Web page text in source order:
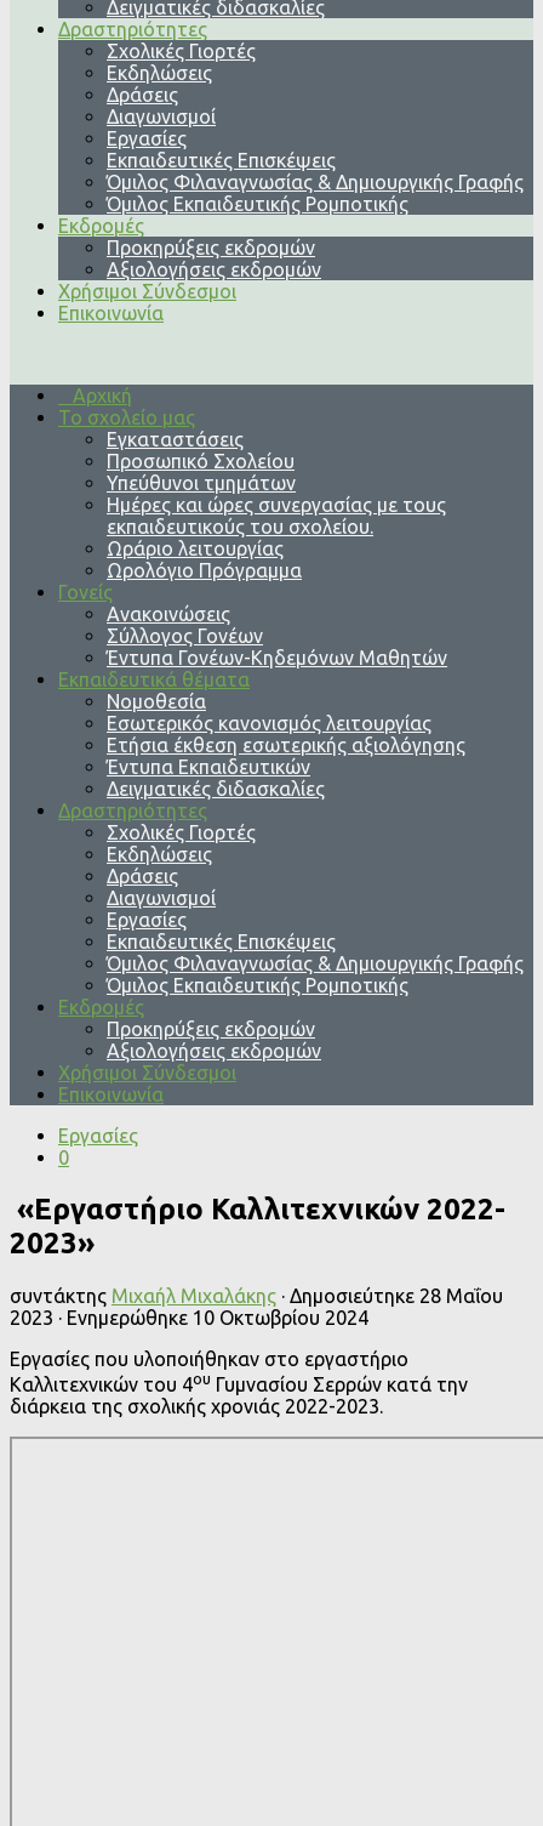
Δειγματικές διδασκαλίες
Δραστηριότητες
Σχολικές Γιορτές
Εκδηλώσεις
Δράσεις
Διαγωνισμοί
Εργασίες
Εκπαιδευτικές Επισκέψεις
Όμιλος Φιλαναγνωσίας & Δημιουργικής Γραφής
Όμιλος Εκπαιδευτικής Ρομποτικής
Εκδρομές
Προκηρύξεις εκδρομών
Αξιολογήσεις εκδρομών
Χρήσιμοι Σύνδεσμοι
Επικοινωνία
Αρχική
Το σχολείο μας
Εγκαταστάσεις
Προσωπικό Σχολείου
Υπεύθυνοι τμημάτων
Ημέρες και ώρες συνεργασίας με τους
εκπαιδευτικούς του σχολείου.
Ωράριο λειτουργίας
Ωρολόγιο Πρόγραμμα
Γονείς
Ανακοινώσεις
Σύλλογος Γονέων
Έντυπα Γονέων-Κηδεμόνων Μαθητών
Εκπαιδευτικά θέματα
Νομοθεσία
Εσωτερικός κανονισμός λειτουργίας
Ετήσια έκθεση εσωτερικής αξιολόγησης
Έντυπα Εκπαιδευτικών
Δειγματικές διδασκαλίες
Δραστηριότητες
Σχολικές Γιορτές
Εκδηλώσεις
Δράσεις
Διαγωνισμοί
Εργασίες
Εκπαιδευτικές Επισκέψεις
Όμιλος Φιλαναγνωσίας & Δημιουργικής Γραφής
Όμιλος Εκπαιδευτικής Ρομποτικής
Εκδρομές
Προκηρύξεις εκδρομών
Αξιολογήσεις εκδρομών
Χρήσιμοι Σύνδεσμοι
Επικοινωνία
Εργασίες
0
«Εργαστήριο Καλλιτεχνικών 2022-
2023»
συντάκτης Μιχαήλ Μιχαλάκης · Δημοσιεύτηκε 28 Μαΐου
2023 · Ενημερώθηκε 10 Οκτωβρίου 2024
Εργασίες που υλοποιήθηκαν στο εργαστήριο
Καλλιτεχνικών του 4ου Γυμνασίου Σερρών κατά την
διάρκεια της σχολικής χρονιάς 2022-2023.